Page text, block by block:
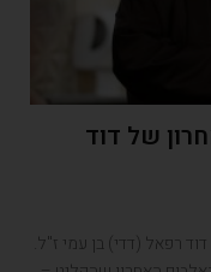
של דוד
רפאל (דדי) בן עמי ז"ל.